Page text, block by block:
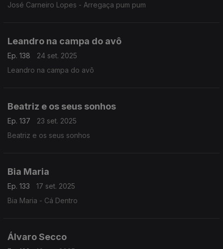
José Carneiro Lopes - Arregaça pum pum
Leandro na campa do avô
Ep. 138
24 set. 2025
Leandro na campa do avô
Beatriz e os seus sonhos
Ep. 137
23 set. 2025
Beatriz e os seus sonhos
Bia Maria
Ep. 133
17 set. 2025
Bia Maria - Cá Dentro
Álvaro Secco